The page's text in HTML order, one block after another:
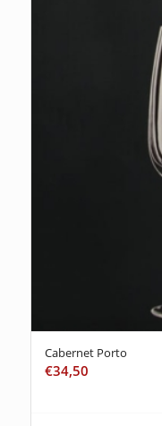
Cabernet Porto
€34,50